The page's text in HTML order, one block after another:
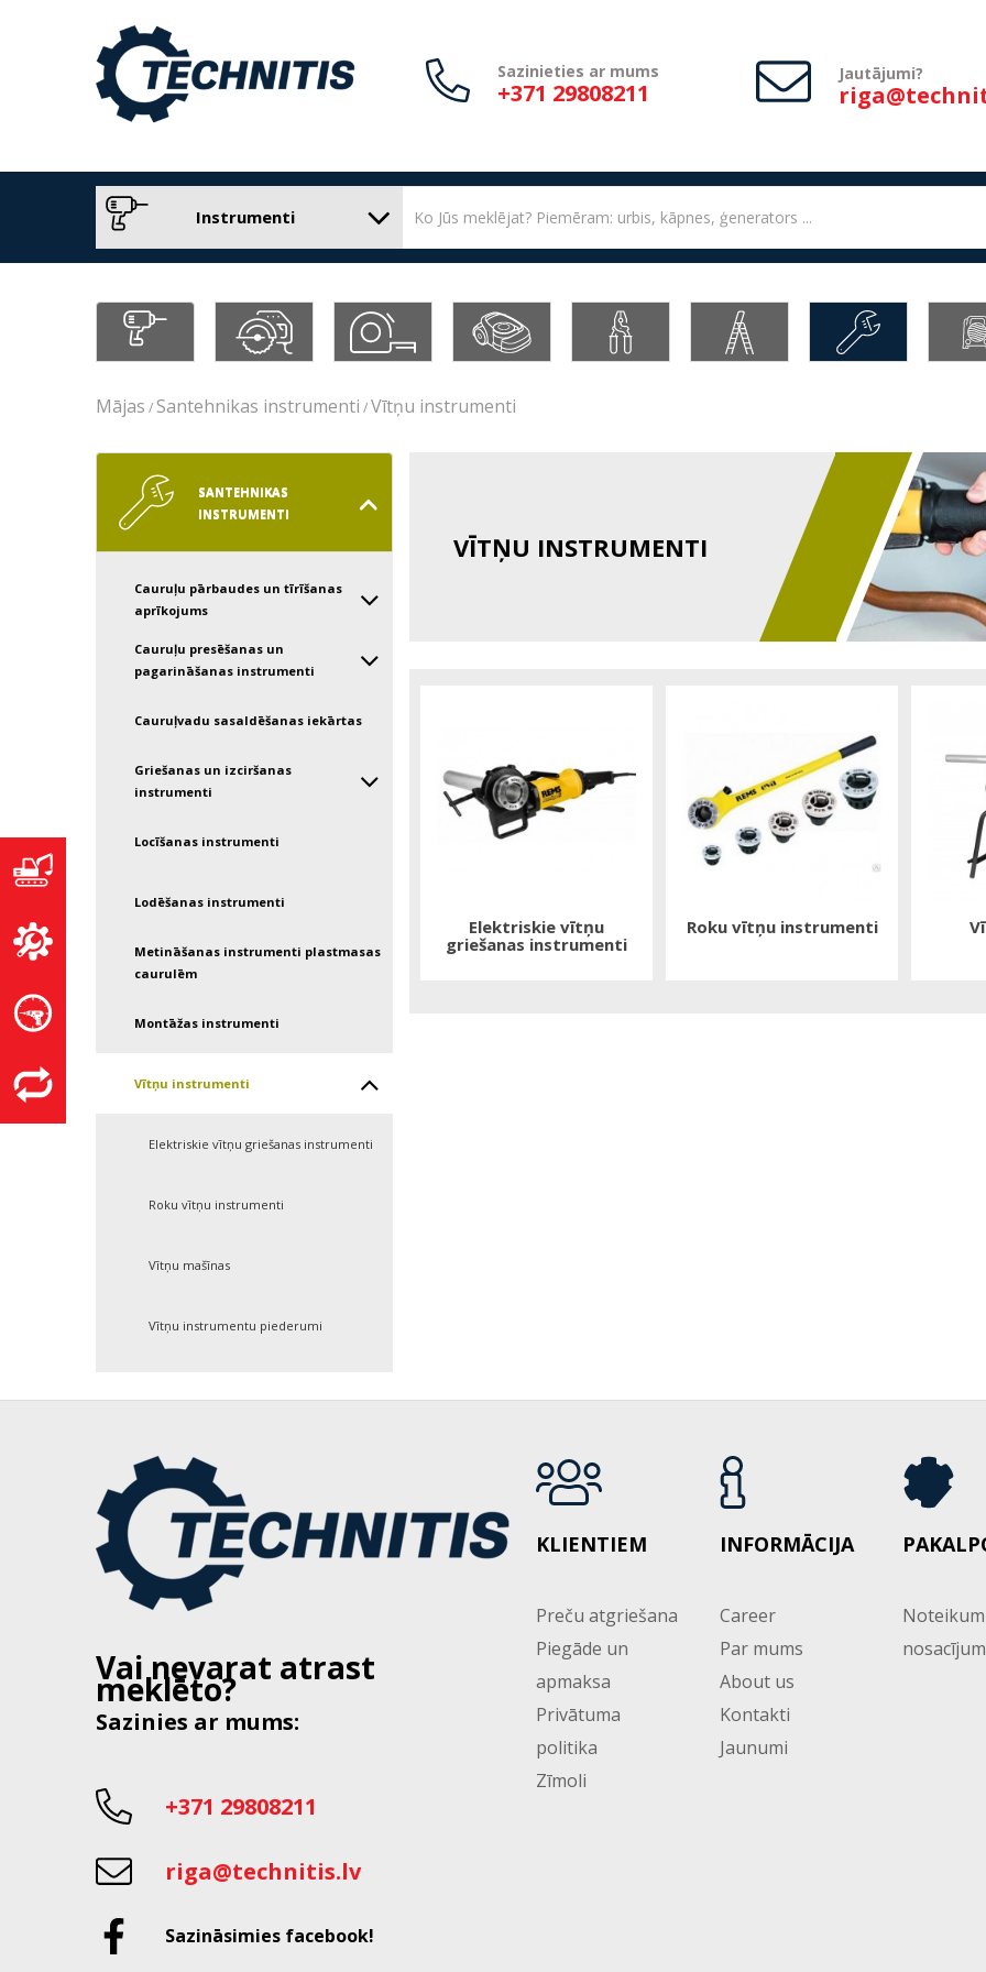
Sazinieties ar mums
+371 29808211
Jautājumi?
Instrumenti
Mājas Santehnikas instrumenti Vītņu instrumenti
SANTEHNIKAS
INSTRUMENTI
Cauruļu pārbaudes un tīrīšanas
aprīkojums
Cauruļu presēšanas un
pagarināšanas instrumenti
Cauruļvadu sasaldēšanas iekārtas
Griešanas un izciršanas
instrumenti
Locīšanas instrumenti
Lodēšanas instrumenti
Metināšanas instrumenti plastmasas
caurulēm
Montāžas instrumenti
Vītņu instrumenti
Elektriskie vītņu griešanas instrumenti
Roku vītņu instrumenti
Vītņu mašīnas
Vītņu instrumentu piederumi
VĪTŅU INSTRUMENTI
Elektriskie vītņu
griešanas instrumenti
Roku vītņu instrumenti
Vai nevarat atrast
meklēto?
Sazinies ar mums:
+371 29808211
riga@technitis.lv
Sazināsimies facebook!
KLIENTIEM
Preču atgriešana
Piegāde un
apmaksa
Privātuma
politika
Zīmoli
INFORMĀCIJA
Career
Par mums
About us
Kontakti
Jaunumi